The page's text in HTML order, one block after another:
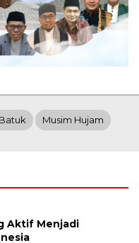
Musim Hujam
Aktif Menjadi